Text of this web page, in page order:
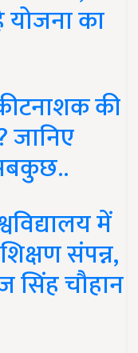
का
की
जानिए
में
संपन्न,
सिंह चौहान